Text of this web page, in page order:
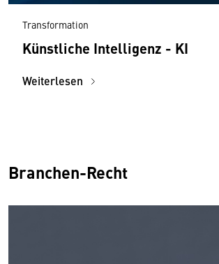
Transformation
Künstliche Intelligenz - KI
Weiterlesen
Branchen-Recht